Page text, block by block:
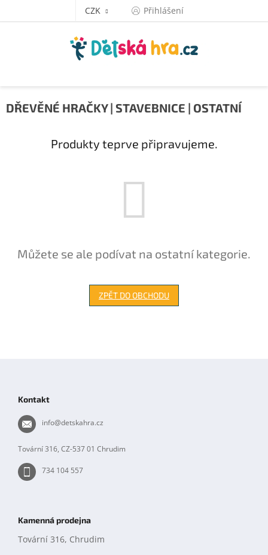
CZK Přihlášení
DŘEVĚNÉ HRAČKY | STAVEBNICE | OSTATNÍ
Produkty teprve připravujeme.
Můžete se ale podívat na ostatní kategorie.
ZPĚT DO OBCHODU
Kontakt
info@detskahra.cz
Tovární 316, CZ-537 01 Chrudim
734 104 557
Kamenná prodejna
Tovární 316, Chrudim